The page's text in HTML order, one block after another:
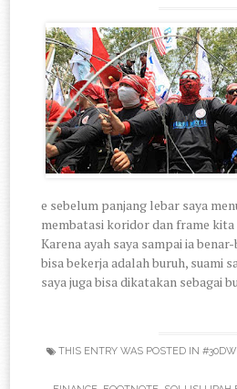
e sebelum panjang lebar saya
membatasi koridor dan frame kita
Karena ayah saya sampai ia
bisa bekerja adalah buruh, suami
saya juga bisa dikatakan sebagai
THIS ENTRY WAS POSTED IN